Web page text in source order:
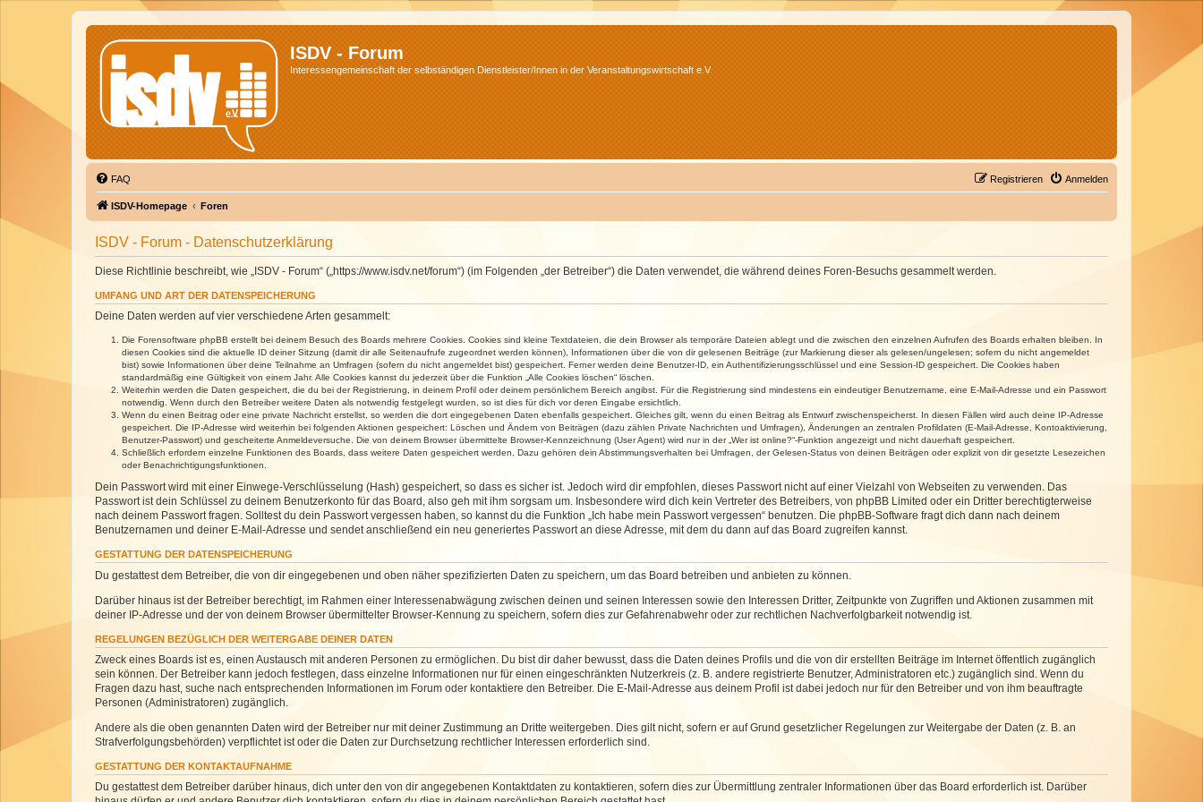
ISDV - Forum
Interessengemeinschaft der selbständigen Dienstleister/Innen in der Veranstaltungswirtschaft e.V.
FAQ Anmelden
Registrieren
ISDV-Homepage Foren
ISDV - Forum - Datenschutzerklärung
Diese Richtlinie beschreibt, wie „ISDV - Forum“ („https://www.isdv.net/forum“) (im Folgenden „der Betreiber“) die Daten verwendet, die während deines Foren-Besuchs gesammelt werden.
UMFANG UND ART DER DATENSPEICHERUNG
Deine Daten werden auf vier verschiedene Arten gesammelt:
Die Forensoftware phpBB erstellt bei deinem Besuch des Boards mehrere Cookies. Cookies sind kleine Textdateien, die dein Browser als temporäre Dateien ablegt und die zwischen den einzelnen Aufrufen des Boards erhalten bleiben. In
diesen Cookies sind die aktuelle ID deiner Sitzung (damit dir alle Seitenaufrufe zugeordnet werden können), Informationen über die von dir gelesenen Beiträge (zur Markierung dieser als gelesen/ungelesen; sofern du nicht angemeldet
bist) sowie Informationen über deine Teilnahme an Umfragen (sofern du nicht angemeldet bist) gespeichert. Ferner werden deine Benutzer-ID, ein Authentifizierungsschlüssel und eine Session-ID gespeichert. Die Cookies haben
standardmäßig eine Gültigkeit von einem Jahr. Alle Cookies kannst du jederzeit über die Funktion „Alle Cookies löschen“ löschen.
Weiterhin werden die Daten gespeichert, die du bei der Registrierung, in deinem Profil oder deinem persönlichem Bereich angibst. Für die Registrierung sind mindestens ein eindeutiger Benutzername, eine E-Mail-Adresse und ein Passwort
notwendig. Wenn durch den Betreiber weitere Daten als notwendig festgelegt wurden, so ist dies für dich vor deren Eingabe ersichtlich.
Wenn du einen Beitrag oder eine private Nachricht erstellst, so werden die dort eingegebenen Daten ebenfalls gespeichert. Gleiches gilt, wenn du einen Beitrag als Entwurf zwischenspeicherst. In diesen Fällen wird auch deine IP-Adresse
gespeichert. Die IP-Adresse wird weiterhin bei folgenden Aktionen gespeichert: Löschen und Ändern von Beiträgen (dazu zählen Private Nachrichten und Umfragen), Änderungen an zentralen Profildaten (E-Mail-Adresse, Kontoaktivierung,
Benutzer-Passwort) und gescheiterte Anmeldeversuche. Die von deinem Browser übermittelte Browser-Kennzeichnung (User Agent) wird nur in der „Wer ist online?“-Funktion angezeigt und nicht dauerhaft gespeichert.
Schließlich erfordern einzelne Funktionen des Boards, dass weitere Daten gespeichert werden. Dazu gehören dein Abstimmungsverhalten bei Umfragen, der Gelesen-Status von deinen Beiträgen oder explizit von dir gesetzte Lesezeichen
oder Benachrichtigungsfunktionen.
Dein Passwort wird mit einer Einwege-Verschlüsselung (Hash) gespeichert, so dass es sicher ist. Jedoch wird dir empfohlen, dieses Passwort nicht auf einer Vielzahl von Webseiten zu verwenden. Das
Passwort ist dein Schlüssel zu deinem Benutzerkonto für das Board, also geh mit ihm sorgsam um. Insbesondere wird dich kein Vertreter des Betreibers, von phpBB Limited oder ein Dritter berechtigterweise
nach deinem Passwort fragen. Solltest du dein Passwort vergessen haben, so kannst du die Funktion „Ich habe mein Passwort vergessen“ benutzen. Die phpBB-Software fragt dich dann nach deinem
Benutzernamen und deiner E-Mail-Adresse und sendet anschließend ein neu generiertes Passwort an diese Adresse, mit dem du dann auf das Board zugreifen kannst.
GESTATTUNG DER DATENSPEICHERUNG
Du gestattest dem Betreiber, die von dir eingegebenen und oben näher spezifizierten Daten zu speichern, um das Board betreiben und anbieten zu können.
Darüber hinaus ist der Betreiber berechtigt, im Rahmen einer Interessenabwägung zwischen deinen und seinen Interessen sowie den Interessen Dritter, Zeitpunkte von Zugriffen und Aktionen zusammen mit
deiner IP-Adresse und der von deinem Browser übermittelter Browser-Kennung zu speichern, sofern dies zur Gefahrenabwehr oder zur rechtlichen Nachverfolgbarkeit notwendig ist.
REGELUNGEN BEZÜGLICH DER WEITERGABE DEINER DATEN
Zweck eines Boards ist es, einen Austausch mit anderen Personen zu ermöglichen. Du bist dir daher bewusst, dass die Daten deines Profils und die von dir erstellten Beiträge im Internet öffentlich zugänglich
sein können. Der Betreiber kann jedoch festlegen, dass einzelne Informationen nur für einen eingeschränkten Nutzerkreis (z. B. andere registrierte Benutzer, Administratoren etc.) zugänglich sind. Wenn du
Fragen dazu hast, suche nach entsprechenden Informationen im Forum oder kontaktiere den Betreiber. Die E-Mail-Adresse aus deinem Profil ist dabei jedoch nur für den Betreiber und von ihm beauftragte
Personen (Administratoren) zugänglich.
Andere als die oben genannten Daten wird der Betreiber nur mit deiner Zustimmung an Dritte weitergeben. Dies gilt nicht, sofern er auf Grund gesetzlicher Regelungen zur Weitergabe der Daten (z. B. an
Strafverfolgungsbehörden) verpflichtet ist oder die Daten zur Durchsetzung rechtlicher Interessen erforderlich sind.
GESTATTUNG DER KONTAKTAUFNAHME
Du gestattest dem Betreiber darüber hinaus, dich unter den von dir angegebenen Kontaktdaten zu kontaktieren, sofern dies zur Übermittlung zentraler Informationen über das Board erforderlich ist. Darüber